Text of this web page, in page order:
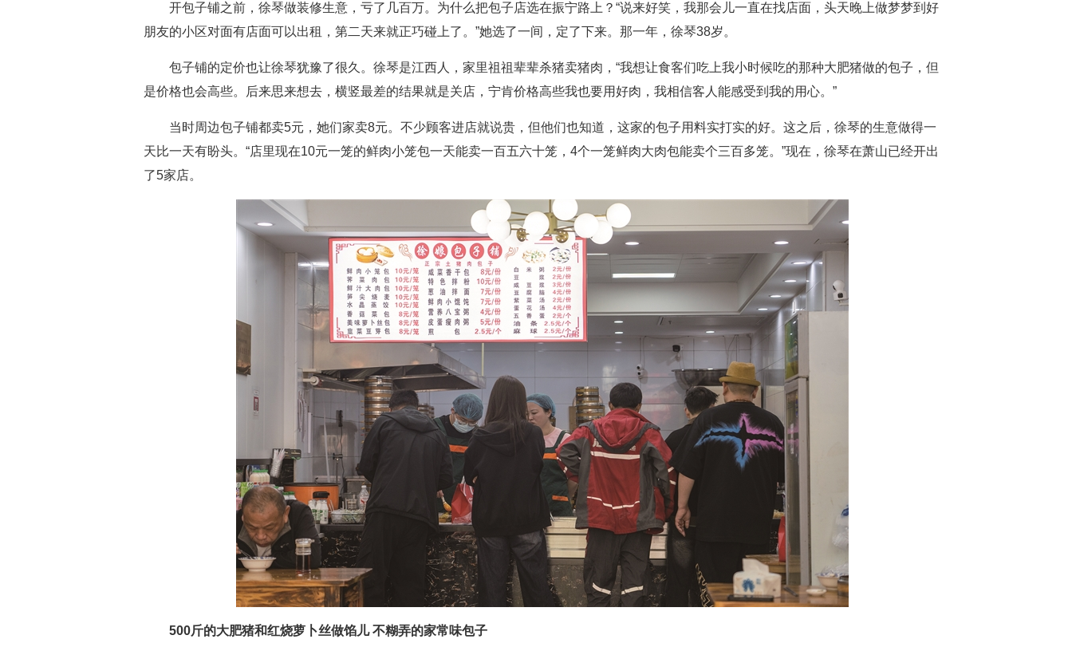
开包子铺之前，徐琴做装修生意，亏了几百万。为什么把包子店选在振宁路上？“说来好笑，我那会儿一直在找店面，头天晚上做梦梦到好
朋友的小区对面有店面可以出租，第二天来就正巧碰上了。”她选了一间，定了下来。那一年，徐琴38岁。
包子铺的定价也让徐琴犹豫了很久。徐琴是江西人，家里祖祖辈辈杀猪卖猪肉，“我想让食客们吃上我小时候吃的那种大肥猪做的包子，但
是价格也会高些。后来思来想去，横竖最差的结果就是关店，宁肯价格高些我也要用好肉，我相信客人能感受到我的用心。”
当时周边包子铺都卖5元，她们家卖8元。不少顾客进店就说贵，但他们也知道，这家的包子用料实打实的好。这之后，徐琴的生意做得一
天比一天有盼头。“店里现在10元一笼的鲜肉小笼包一天能卖一百五六十笼，4个一笼鲜肉大肉包能卖个三百多笼。”现在，徐琴在萧山已经开出
了5家店。
500斤的大肥猪和红烧萝卜丝做馅儿 不糊弄的家常味包子